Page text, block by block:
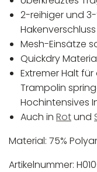
2-reihiger und
Mesh-Einsätze
Quickdry
Extremer Halt
Trampolin
Hochintensives
Auch in Rotund
Material: 75%
Artikelnummer: